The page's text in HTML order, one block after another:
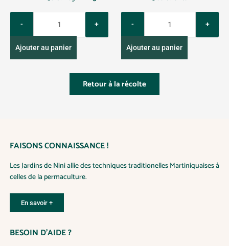
a
t
Ajouter au panier
a
t
i
t
y
Ajouter au panier
Retour à la récolte
FAISONS CONNAISSANCE !
Les Jardins de Nini allie des techniques traditionelles Martiniquaises à
celles de la permaculture.
En savoir +
BESOIN D’AIDE ?